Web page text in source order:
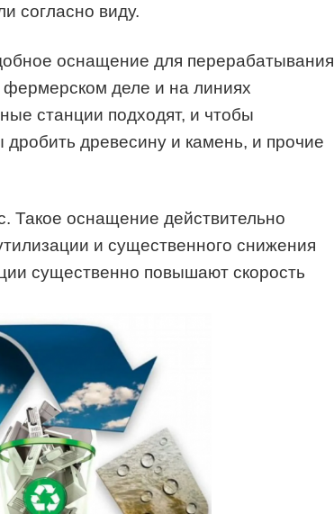
согласно виду.
оснащение для перерабатывания
деле и на линиях
станции подходят, и чтобы
древесину и камень, и прочие
оснащение действительно
и существенного снижения
существенно повышают скорость